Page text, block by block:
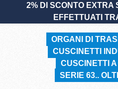
2% DI SCONTO EXTRA
EFFETTUATI
ORGANI DI
CUSCINETTI
CUSCINETTI
SERIE 63..